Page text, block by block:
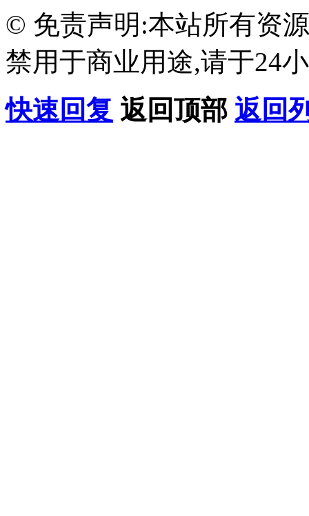
© 免责声明:本站所有资
禁用于商业用途,请于24
快速回复 返回顶部 返回